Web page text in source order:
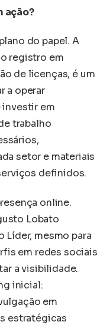
ação?
do papel. A
registro em
de licenças, é um
a operar
investir em
trabalho
setor e materiais
definidos.
online.
Lobato
Líder, mesmo para
em redes sociais
a visibilidade.
inicial:
em
estratégicas